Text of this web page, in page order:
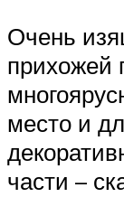
Очень
прихожей
место и
части –